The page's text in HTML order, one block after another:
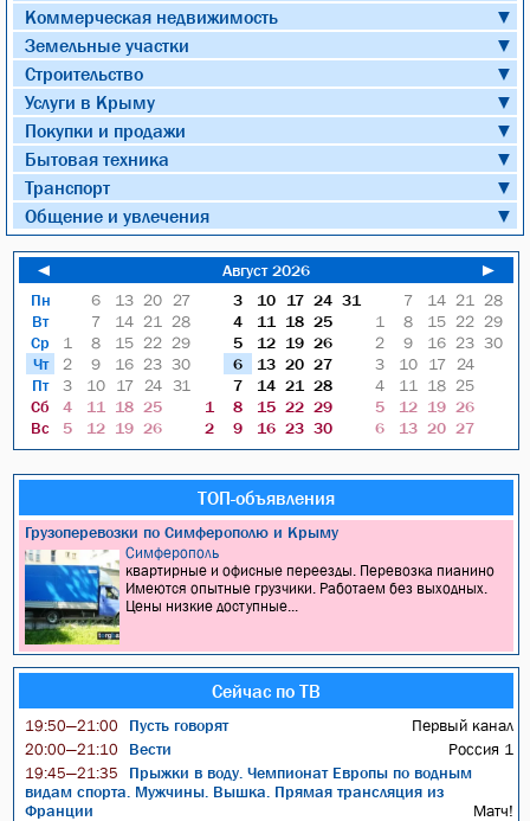
Коммерческая недвижимость ▼
Земельные участки ▼
Строительство ▼
Услуги в Крыму ▼
Покупки и продажи ▼
Бытовая техника ▼
Транспорт ▼
Общение и увлечения ▼
◄ Август 2026
►
Пн
Вт
Ср
Чт
Пт
Сб
Вс
6 13 20
27
7
14 21
28
1
8 15 22 29
2
9 16 23 30
3
10 17 24 31
4
11 18 25
5
12 19 26
3 10 17 24 31
4
11 18 25
5
12 19 26
6
13 20 27
7
14 21
28
1
8 15 22 29
2
9 16 23 30
7 14 21
28
1
8 15 22 29
2
9 16 23 30
3
10 17
24
4
11 18 25
5
12 19 26
6
13 20 27
ТОП-объявления
Грузоперевозки по Симферополю и Крыму
Симферополь
квартирные и офисные переезды. Перевозка пианино
Имеются опытные грузчики. Работаем без выходных.
Цены низкие доступные...
Сейчас по ТВ
19:50—21:00 Пусть говорят Первый канал
20:00—21:10 Вести Россия 1
19:45—21:35
Прыжки в воду. Чемпионат Европы по водным
видам спорта. Мужчины. Вышка. Прямая трансляция из
Франции
Матч!